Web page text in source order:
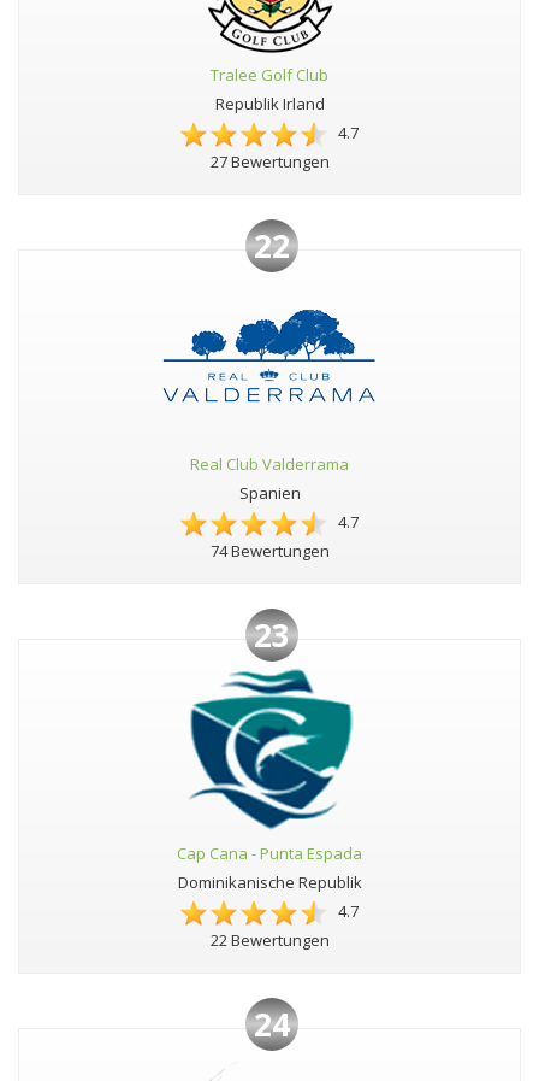
Tralee Golf Club
Republik Irland
4.7
27 Bewertungen
22
Real Club Valderrama
Spanien
4.7
74 Bewertungen
23
Cap Cana - Punta Espada
Dominikanische Republik
4.7
22 Bewertungen
24